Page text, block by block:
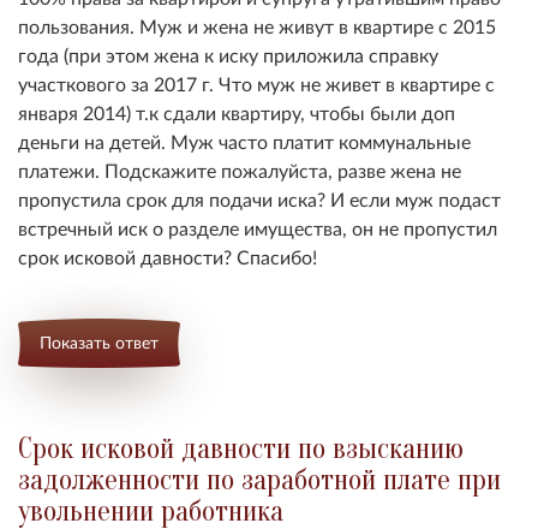
пользования. Муж и жена не живут в квартире с 2015
года (при этом жена к иску приложила справку
участкового за 2017 г. Что муж не живет в квартире с
января 2014) т.к сдали квартиру, чтобы были доп
деньги на детей. Муж часто платит коммунальные
платежи. Подскажите пожалуйста, разве жена не
пропустила срок для подачи иска? И если муж подаст
встречный иск о разделе имущества, он не пропустил
срок исковой давности? Спасибо!
Показать ответ
Срок исковой давности по взысканию
задолженности по заработной плате при
увольнении работника